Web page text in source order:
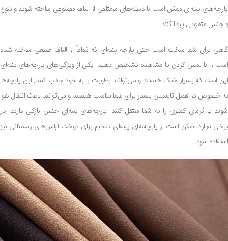
پارچه‌های پنبه‌ای ممکن است با دسته‌های مختلفی از الیاف مصنوعی ساخته شوند و تنوع
و جنس متفاوتی پیدا کنند.
گاهی برای شما سخت است حتی پارچه پنبه‌ای که تماماً از الیاف طبیعی ساخته شده
است را با لمس کردن یا مشاهده تشخیص دهید. یکی از ویژگی‌های پارچه‌های پنبه‌ای
این است که بسیار خنک هستند و می‌توانند رطوبت را به خود جذب کنند. این پارچه‌ها
به خصوص در فصل تابستان بسیار برای شما مناسب هستند و می‌توانند باعث انتقال هوا
شوند یا گرمای کمتری را به شما منتقل کنند. پارچه‌های پنبه‌ای جنس نازکی دارند. در
برخی موارد ممکن است از پارچه‌های پنبه‌ای ضخیم برای دوخت لباس‌های زمستانی نیز
استفاده شود.